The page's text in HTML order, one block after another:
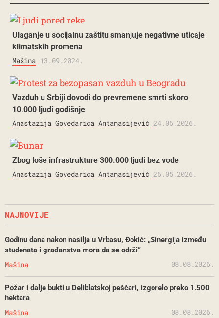
Ulaganje u socijalnu zaštitu smanjuje negativne uticaje
klimatskih promena
Mašina 13.09.2024.
Vazduh u Srbiji dovodi do prevremene smrti skoro
10.000 ljudi godišnje
Anastazija Govedarica Antanasijević 24.06.2026.
Zbog loše infrastrukture 300.000 ljudi bez vode
Anastazija Govedarica Antanasijević 26.05.2026.
NAJNOVIJE
Godinu dana nakon nasilja u Vrbasu, Đokić: „Sinergija između
studenata i građanstva mora da se održi“
Mašina 08.08.2026.
Požar i dalje bukti u Deliblatskoj peščari, izgorelo preko 1.500
hektara
Mašina 08.08.2026.